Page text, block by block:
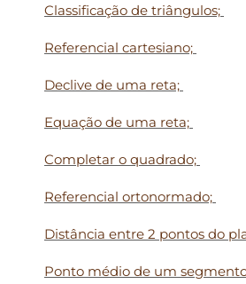
Classificação de triângulos;
Referencial cartesiano;
Declive de uma reta;
Equação de uma reta;
Completar o quadrado;
Referencial ortonormado;
Distância entre 2 pontos do
Ponto médio de um